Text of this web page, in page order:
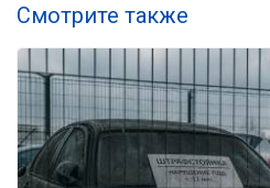
Смотрите также